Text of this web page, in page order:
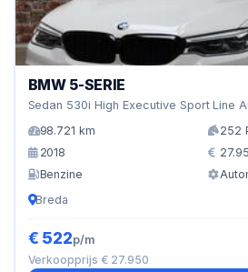
BMW 5-SERIE
Sedan 530i High Executive Sport Line
98.721 km
252
2018
Benzine
Breda
€ 522p/m
Verkoopprijs € 27.950